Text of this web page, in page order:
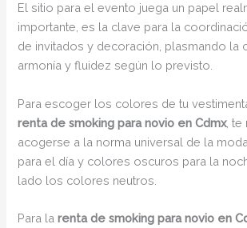
El sitio para el evento juega un papel
importante, es la clave para la
de invitados y decoración, plasmando la
armonía y fluidez según lo previsto.
Para escoger los colores de tu
renta de smoking para novio en Cdmx, te
acogerse a la norma universal de la
para el día y colores oscuros para la
lado los colores neutros.
Para larenta de smoking para novio en